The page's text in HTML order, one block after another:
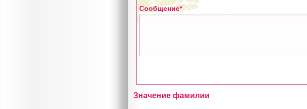
Сообщение*
Значение фамилии